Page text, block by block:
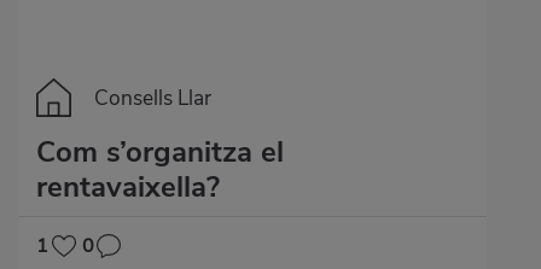
Consells Llar
Com s’organitza el
rentavaixella?
1 0